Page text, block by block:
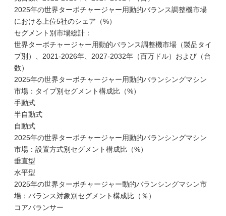
2025年の世界ターボチャージャー用動的バランス調整機市場
における上位5社のシェア（%）
セグメント別市場総計：
世界ターボチャージャー用動的バランス調整機市場（製品タイ
プ別）、2021-2026年、2027-2032年（百万ドル）および（台
数）
2025年の世界ターボチャージャー用動的バランシングマシン
市場：タイプ別セグメント構成比（%）
手動式
半自動式
自動式
2025年の世界ターボチャージャー用動的バランシングマシン
市場：設置方式別セグメント構成比（%）
垂直型
水平型
2025年の世界ターボチャージャー動的バランシングマシン市
場：バランス対象別セグメント構成比（％）
コアバランサー